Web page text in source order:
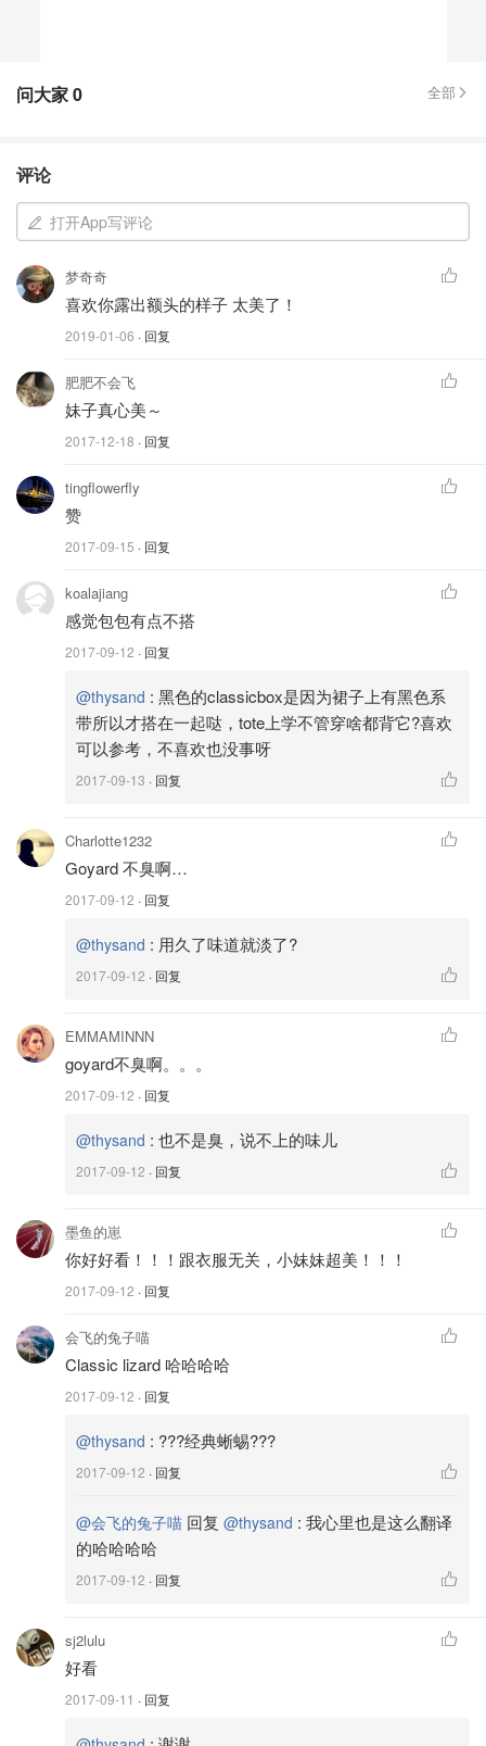
问大家0 全部
评论
打开App写评论
梦奇奇
喜欢你露出额头的样子 太美了！
2019-01-06 · 回复
肥肥不会飞
妹子真心美～
2017-12-18 · 回复
tingflowerfly
赞
2017-09-15 · 回复
koalajiang
感觉包包有点不搭
2017-09-12 · 回复
@thysand : 黑色的classicbox是因为裙子上有黑色系
带所以才搭在一起哒，tote上学不管穿啥都背它?喜欢
可以参考，不喜欢也没事呀
2017-09-13 · 回复
Charlotte1232
Goyard 不臭啊…
2017-09-12 · 回复
@thysand : 用久了味道就淡了?
2017-09-12 · 回复
EMMAMINNN
goyard不臭啊。。。
2017-09-12 · 回复
@thysand : 也不是臭，说不上的味儿
2017-09-12 · 回复
墨鱼的崽
你好好看！！！跟衣服无关，小妹妹超美！！！
2017-09-12 · 回复
会飞的兔子喵
Classic lizard 哈哈哈哈
2017-09-12 · 回复
@thysand : ???经典蜥蜴???
2017-09-12 · 回复
@会飞的兔子喵 回复 @thysand : 我心里也是这么翻译
的哈哈哈哈
2017-09-12 · 回复
sj2lulu
好看
2017-09-11 · 回复